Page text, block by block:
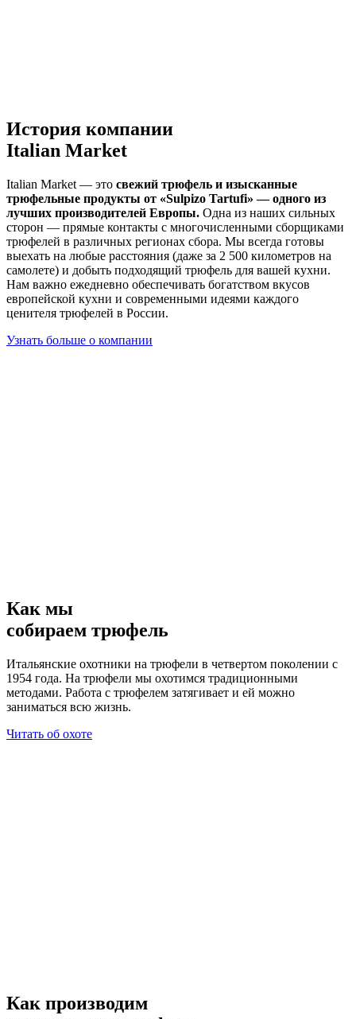
История компании
Italian Market
Italian Market — это свежий трюфель и изысканные
трюфельные продукты от «Sulpizo Tartufi» — одного из
лучших производителей Европы. Одна из наших сильных
сторон — прямые контакты с многочисленными сборщиками
трюфелей в различных регионах сбора. Мы всегда готовы
выехать на любые расстояния (даже за 2 500 километров на
самолете) и добыть подходящий трюфель для вашей кухни.
Нам важно ежедневно обеспечивать богатством вкусов
европейской кухни и современными идеями каждого
ценителя трюфелей в России.
Узнать больше о компании
Как мы
собираем трюфель
Итальянские охотники на трюфели в четвертом поколении с
1954 года. На трюфели мы охотимся традиционными
методами. Работа с трюфелем затягивает и ей можно
заниматься всю жизнь.
Читать об охоте
Как производим